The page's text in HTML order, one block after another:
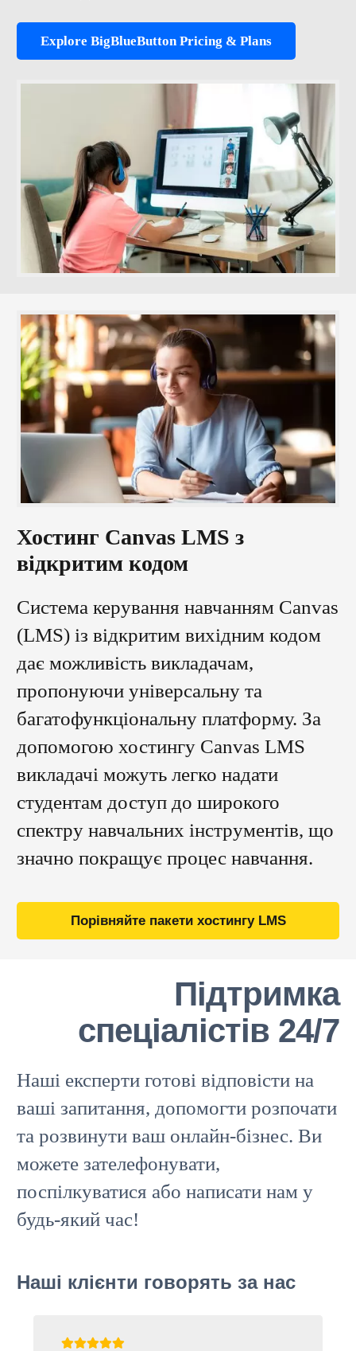
Explore BigBlueButton Pricing & Plans
Хостинг Canvas LMS з
відкритим кодом
Система керування навчанням Canvas
(LMS) із відкритим вихідним кодом
дає можливість викладачам,
пропонуючи універсальну та
багатофункціональну платформу. За
допомогою хостингу Canvas LMS
викладачі можуть легко надати
студентам доступ до широкого
спектру навчальних інструментів, що
значно покращує процес навчання.
Порівняйте пакети хостингу LMS
Підтримка
спеціалістів 24/7
Наші експерти готові відповісти на
ваші запитання, допомогти розпочати
та розвинути ваш онлайн-бізнес. Ви
можете зателефонувати,
поспілкуватися або написати нам у
будь-який час!
Наші клієнти говорять за нас